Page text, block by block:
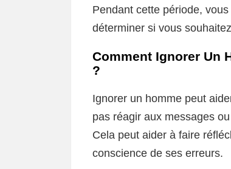
Pendant cette période,
déterminer si vous
Comment Ignorer Un
?
Ignorer un homme peut
pas réagir aux messages
Cela peut aider à faire
conscience de ses erreurs.